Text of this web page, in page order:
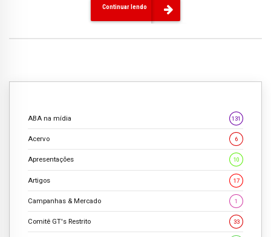
Continuar lendo
ABA na mídia 131
Acervo 6
Apresentações 10
Artigos 17
Campanhas & Mercado 1
Comitê GT's Restrito 33